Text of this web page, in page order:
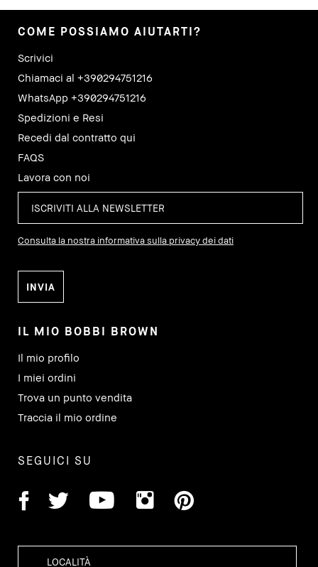
COME POSSIAMO AIUTARTI?
Scrivici
Chiamaci al +390294751216
WhatsApp +390294751216
Spedizioni e Resi
Recedi dal contratto qui
FAQS
Lavora con noi
Consulta la nostra informativa sulla privacy dei dati
IL MIO BOBBI BROWN
Il mio profilo
I miei ordini
Trova un punto vendita
Traccia il mio ordine
SEGUICI SU